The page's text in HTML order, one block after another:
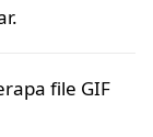
file GIF